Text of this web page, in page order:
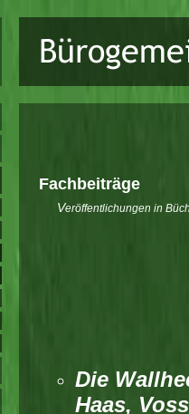
Fachbeiträge
Veröffentlichungen in
Die
Haas,